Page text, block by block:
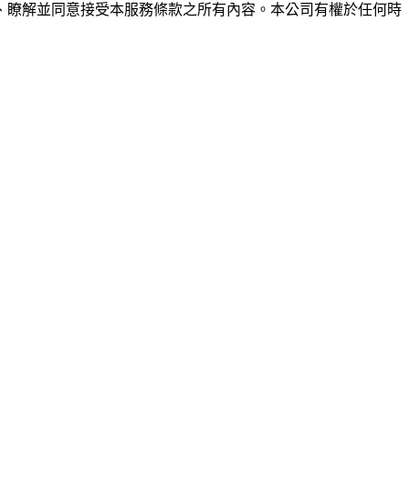
解並同意接受本服務條款之所有內容。本公司有權於任何時